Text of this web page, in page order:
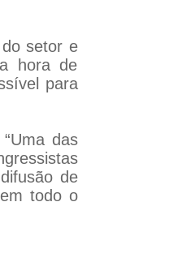
setor e
hora de
para
das
de
todo o